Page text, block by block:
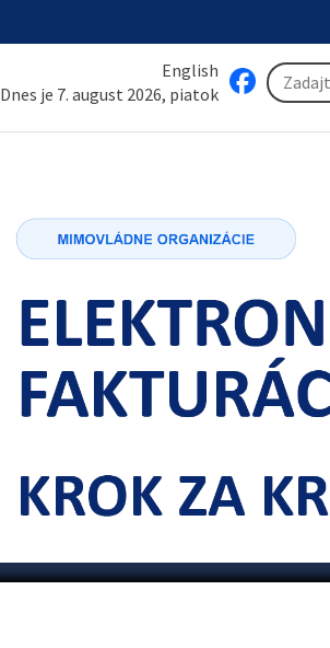
English
Dnes je 7. august 2026, piatok